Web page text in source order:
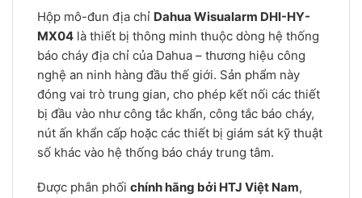
Hộp mô-đun địa chỉ Dahua Wisualarm DHI-HY-
MX04 là thiết bị thông minh thuộc dòng hệ thống
báo cháy địa chỉ của Dahua – thương hiệu công
nghệ an ninh hàng đầu thế giới. Sản phẩm này
đóng vai trò trung gian, cho phép kết nối các thiết
bị đầu vào như công tắc khẩn, công tắc báo cháy,
nút ấn khẩn cấp hoặc các thiết bị giám sát kỹ thuật
số khác vào hệ thống báo cháy trung tâm.
Được phân phối chính hãng bởi HTJ Việt Nam,